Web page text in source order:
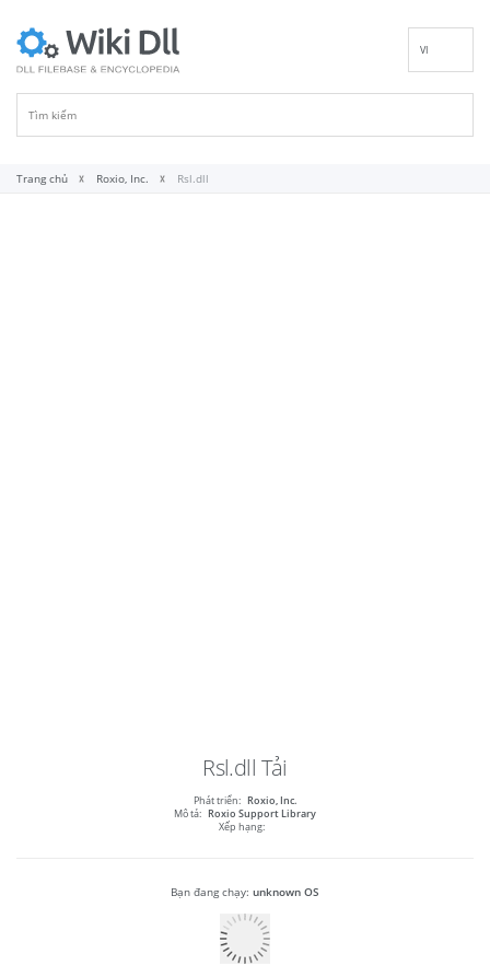
VI
Trang chủ Roxio, Inc. Rsl.dll
Rsl.dll Tải
Phát triển: Roxio, Inc.
Mô tả: Roxio Support Library
Xếp hạng:
Bạn đang chạy: unknown OS